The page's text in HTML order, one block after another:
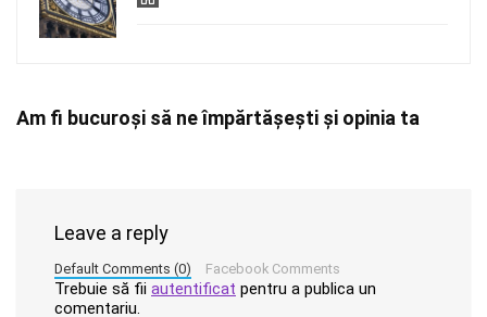
Am fi bucuroși să ne împărtășești și opinia ta
Leave a reply
Default Comments (0) Facebook Comments
Trebuie să fii autentificat pentru a publica un
comentariu.